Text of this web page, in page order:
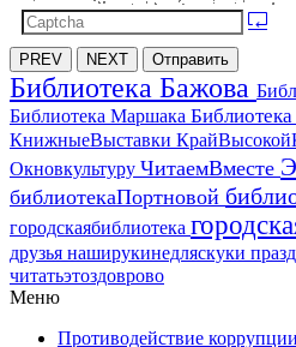
PREV NEXT Отправить
Библиотека Бажова
Библиотека Маршака
КнижныеВыставки
Окновкультуру ЧитаемВместе
библиотекаПортновой
городскаябиблиотека
друзья наширукинедляскуки
читатьэтоздоврово
Меню
Противодействие коррупции